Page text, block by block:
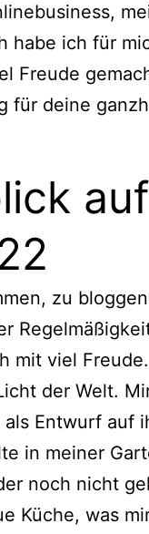
habe ich für
Freude
für deine
zu
mit viel
der Welt.
Entwurf auf
in meiner
noch nicht
Küche, was